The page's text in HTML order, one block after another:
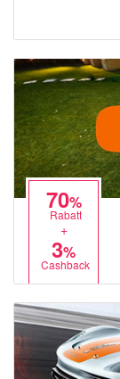
70%
Rabatt
+
3%
Cashback